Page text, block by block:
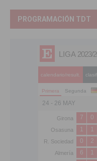
PROGRAMACIÓN TDT